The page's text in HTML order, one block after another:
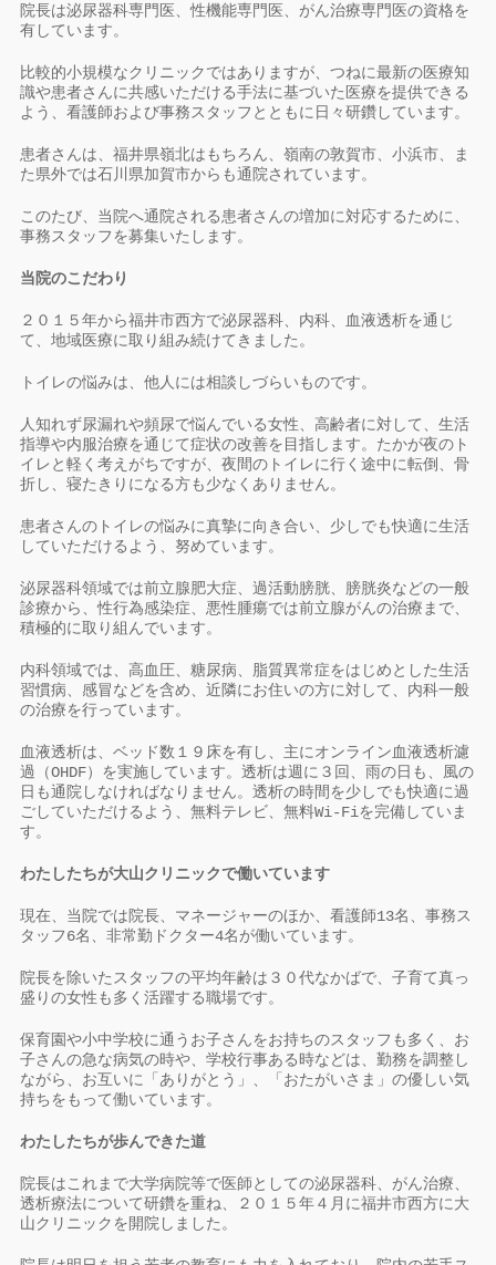
院長は泌尿器科専門医、性機能専門医、がん治療専門医の資格を
有しています。
比較的小規模なクリニックではありますが、つねに最新の医療知
識や患者さんに共感いただける手法に基づいた医療を提供できる
よう、看護師および事務スタッフとともに日々研鑽しています。
患者さんは、福井県嶺北はもちろん、嶺南の敦賀市、小浜市、ま
た県外では石川県加賀市からも通院されています。
このたび、当院へ通院される患者さんの増加に対応するために、
事務スタッフを募集いたします。
当院のこだわり
２０１５年から福井市西方で泌尿器科、内科、血液透析を通じ
て、地域医療に取り組み続けてきました。
トイレの悩みは、他人には相談しづらいものです。
人知れず尿漏れや頻尿で悩んでいる女性、高齢者に対して、生活
指導や内服治療を通じて症状の改善を目指します。たかが夜のト
イレと軽く考えがちですが、夜間のトイレに行く途中に転倒、骨
折し、寝たきりになる方も少なくありません。
患者さんのトイレの悩みに真摯に向き合い、少しでも快適に生活
していただけるよう、努めています。
泌尿器科領域では前立腺肥大症、過活動膀胱、膀胱炎などの一般
診療から、性行為感染症、悪性腫瘍では前立腺がんの治療まで、
積極的に取り組んでいます。
内科領域では、高血圧、糖尿病、脂質異常症をはじめとした生活
習慣病、感冒などを含め、近隣にお住いの方に対して、内科一般
の治療を行っています。
血液透析は、ベッド数１９床を有し、主にオンライン血液透析濾
過（OHDF）を実施しています。透析は週に３回、雨の日も、風の
日も通院しなければなりません。透析の時間を少しでも快適に過
ごしていただけるよう、無料テレビ、無料Wi-Fiを完備していま
す。
わたしたちが大山クリニックで働いています
現在、当院では院長、マネージャーのほか、看護師13名、事務ス
タッフ6名、非常勤ドクター4名が働いています。
院長を除いたスタッフの平均年齢は３０代なかばで、子育て真っ
盛りの女性も多く活躍する職場です。
保育園や小中学校に通うお子さんをお持ちのスタッフも多く、お
子さんの急な病気の時や、学校行事ある時などは、勤務を調整し
ながら、お互いに「ありがとう」、「おたがいさま」の優しい気
持ちをもって働いています。
わたしたちが歩んできた道
院長はこれまで大学病院等で医師としての泌尿器科、がん治療、
透析療法について研鑽を重ね、２０１５年４月に福井市西方に大
山クリニックを開院しました。